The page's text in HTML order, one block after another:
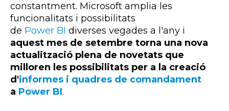
constantment. Microsoft amplia les
funcionalitats i possibilitats
de Power BI diverses vegades a l'any i
aquest mes de setembre torna una nova
actualització plena de novetats que
milloren les possibilitats per a la creació
d'informes i quadres de comandament
a Power BI.